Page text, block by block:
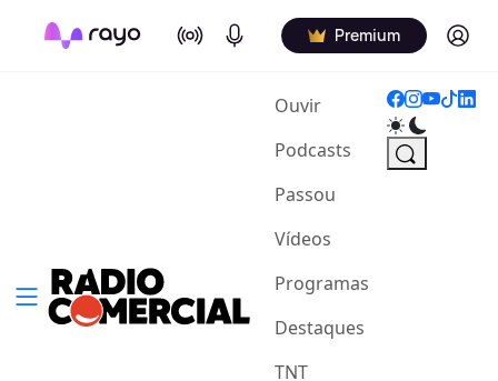
On Air Podcasts Premium Log in
Ouvir(current)
Podcasts
Passou
Vídeos
Programas
Destaques
TNT